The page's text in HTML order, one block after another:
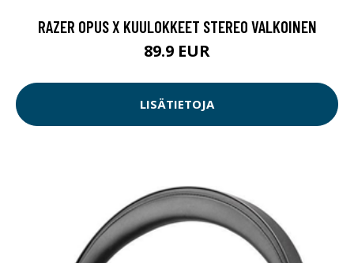
RAZER OPUS X KUULOKKEET STEREO VALKOINEN
89.9 EUR
LISÄTIETOJA